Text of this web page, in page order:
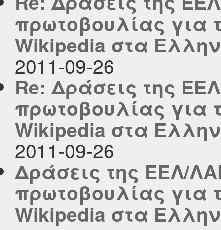
πρωτοβουλίας για
Wikipedia στα
2011-09-26
Re: Δράσεις της
πρωτοβουλίας για
Wikipedia στα
2011-09-26
Δράσεις της ΕΕΛ/
πρωτοβουλίας για
Wikipedia στα